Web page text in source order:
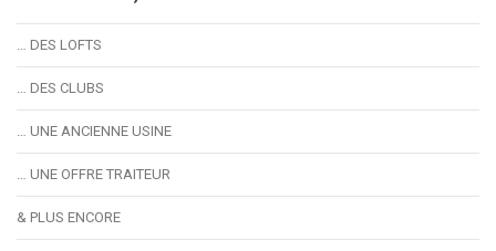
… DES LOFTS
… DES CLUBS
… UNE ANCIENNE USINE
… UNE OFFRE TRAITEUR
& PLUS ENCORE